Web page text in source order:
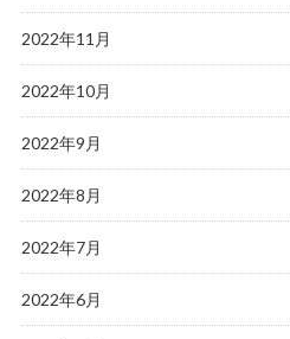
2022年11月
2022年10月
2022年9月
2022年8月
2022年7月
2022年6月